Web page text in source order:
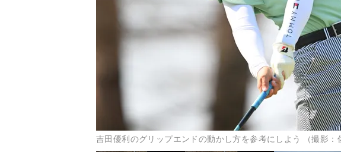
吉田優利のグリップエンドの動かし方を参考にしよう （撮影：